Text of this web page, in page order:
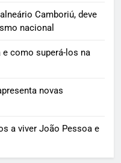
Camboriú, deve
nacional
como superá-los na
novas
a viver João Pessoa e